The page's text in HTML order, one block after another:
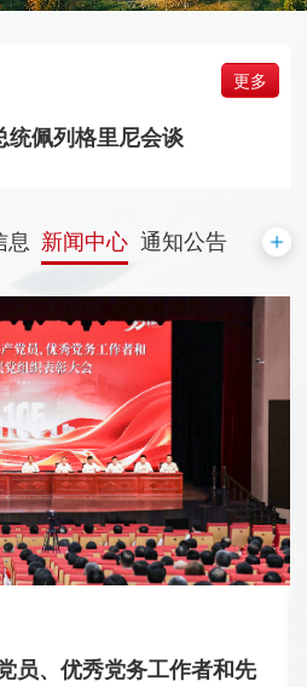
统佩列格里尼会谈
更多
息 新闻中心 通知公告
员、优秀党务工作者和先